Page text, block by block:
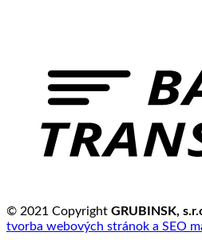
© 2021 Copyright GRUBINSK,
tvorba webových stránok a SEO